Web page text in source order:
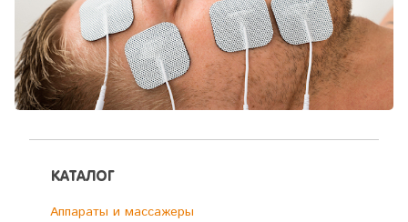
КАТАЛОГ
Аппараты и массажеры